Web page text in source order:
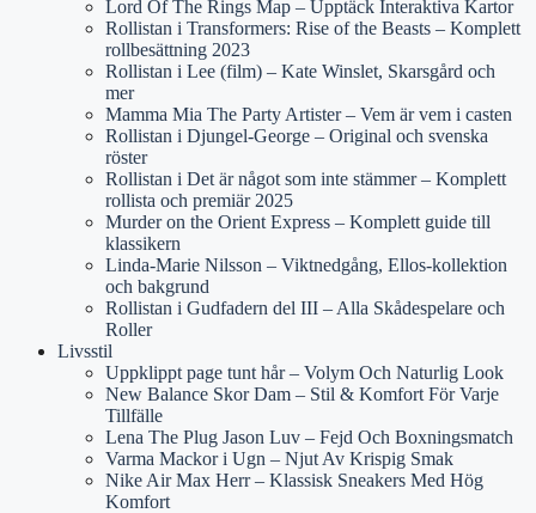
Lord Of The Rings Map – Upptäck Interaktiva Kartor
Rollistan i Transformers: Rise of the Beasts – Komplett
rollbesättning 2023
Rollistan i Lee (film) – Kate Winslet, Skarsgård och
mer
Mamma Mia The Party Artister – Vem är vem i casten
Rollistan i Djungel-George – Original och svenska
röster
Rollistan i Det är något som inte stämmer – Komplett
rollista och premiär 2025
Murder on the Orient Express – Komplett guide till
klassikern
Linda-Marie Nilsson – Viktnedgång, Ellos-kollektion
och bakgrund
Rollistan i Gudfadern del III – Alla Skådespelare och
Roller
Livsstil
Uppklippt page tunt hår – Volym Och Naturlig Look
New Balance Skor Dam – Stil & Komfort För Varje
Tillfälle
Lena The Plug Jason Luv – Fejd Och Boxningsmatch
Varma Mackor i Ugn – Njut Av Krispig Smak
Nike Air Max Herr – Klassisk Sneakers Med Hög
Komfort